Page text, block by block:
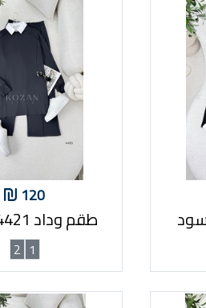
120
طقم وداد 4421 رمادي
1
2